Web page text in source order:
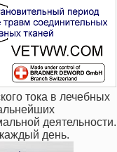
тока в лечебных
деятельности.
день.